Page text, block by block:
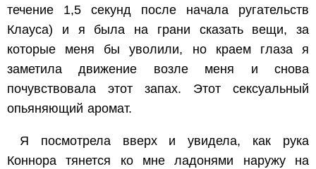
течение 1,5 секунд после начала ругательств
Клауса) и я была на грани сказать вещи, за
которые меня бы уволили, но краем глаза я
заметила движение возле меня и снова
почувствовала этот запах. Этот сексуальный
опьяняющий аромат.
Я посмотрела вверх и увидела, как рука
Коннора тянется ко мне ладонями наружу на